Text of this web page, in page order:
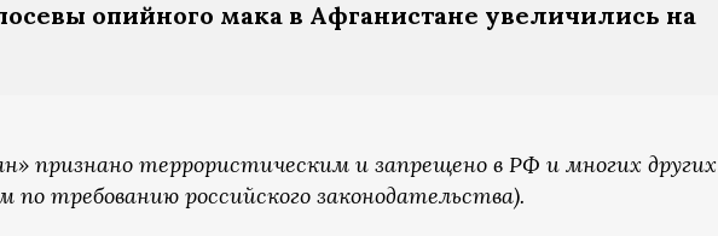
опийного мака в Афганистане увеличились на
признано террористическим и запрещено в РФ и многих других
по требованию российского законодательства).